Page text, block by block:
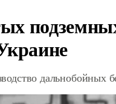
дальнобойных